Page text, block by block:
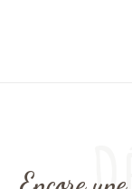
Encore